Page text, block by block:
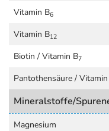
gelöst. Der Körper kann
Durch ihre weiche
Adresse des
MEDICOM Pharma
Zum Lausebrink 12
31832 Springe
Vitamin B6
Vitamin B12
Biotin / Vitamin B7
Pantothensäure /
Mineralstoffe/
Magnesium